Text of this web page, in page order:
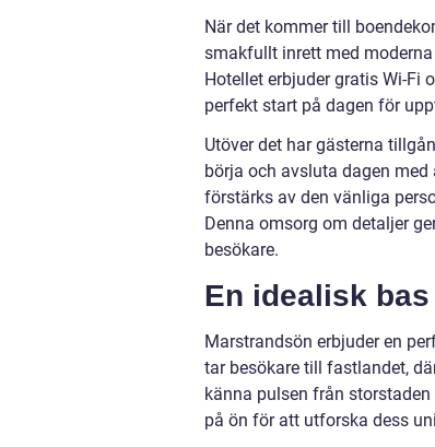
När det kommer till
smakfullt inrett med
Hotellet erbjuder gratis Wi-Fi
perfekt start på dagen för
Utöver det har gästerna
börja och avsluta dagen
förstärks av den vänliga
Denna omsorg om detaljer
besökare.
En idealisk
Marstrandsön erbjuder en
tar besökare till fastlandet,
känna pulsen från
på ön för att utforska dess